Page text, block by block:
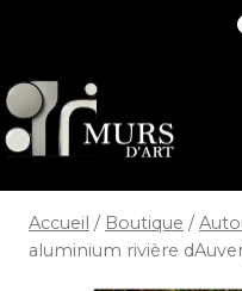
Accueil / Boutique /
aluminium rivière